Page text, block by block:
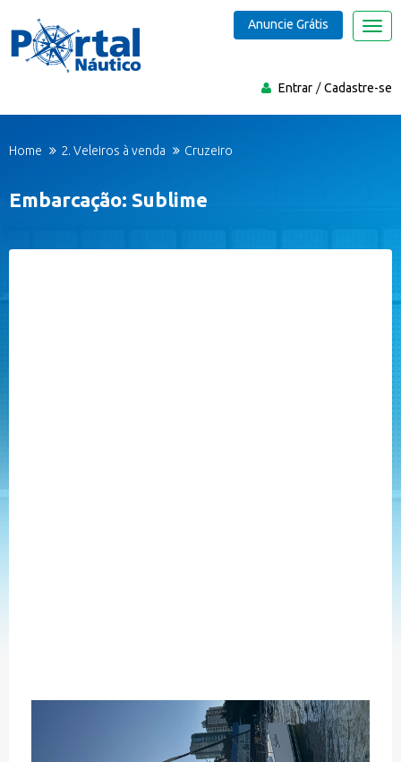
Entrar Cadastre-se
Anuncie Grátis
Home 2. Veleiros à venda Cruzeiro
Embarcação: Sublime